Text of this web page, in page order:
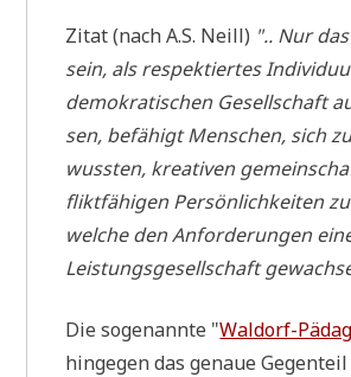
Zitat (nach A.S. Neill) ".. Nur
sein, als respek­tier­tes
demo­kra­ti­schen Gesell­schaft
sen, befä­higt Men­schen, sich
wuss­ten, krea­ti­ven
flikt­fä­hi­gen Per­sön­lich­kei­ten
wel­che den Anfor­de­run­gen
Lei­stungs­ge­sell­schaft
Die soge­nann­te "Wal­dorf-
hin­ge­gen das genaue